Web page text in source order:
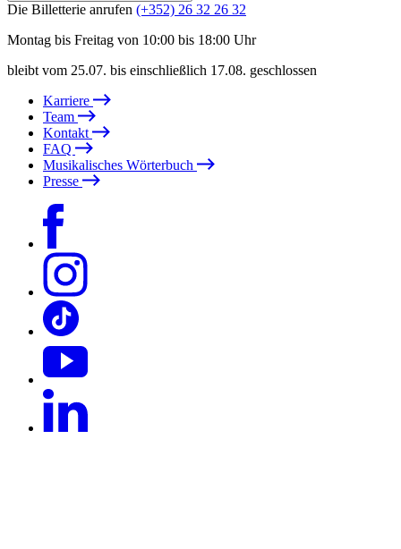
Die Billetterie anrufen (+352) 26 32 26 32
Montag bis Freitag von 10:00 bis 18:00 Uhr
bleibt vom 25.07. bis einschließlich 17.08. geschlossen
Karriere
Team
Kontakt
FAQ
Musikalisches Wörterbuch
Presse